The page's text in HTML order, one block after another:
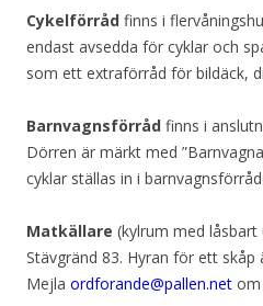
Cykelförråd finns i
endast avsedda för cyklar och
som ett extraförråd för bildäck,
Barnvagnsförråd finns i
Dörren är märkt med
cyklar ställas in i
Matkällare (kylrum med
Stävgränd 83. Hyran för ett skåp
Mejla ordforande@pallen.net om